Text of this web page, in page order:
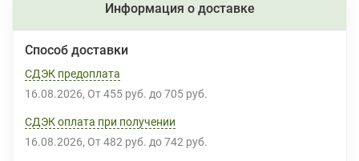
Информация о доставке
Способ доставки
СДЭК предоплата
16.08.2026 От 455 руб. до 705 руб.
СДЭК оплата при получении
16.08.2026 От 482 руб. до 742 руб.